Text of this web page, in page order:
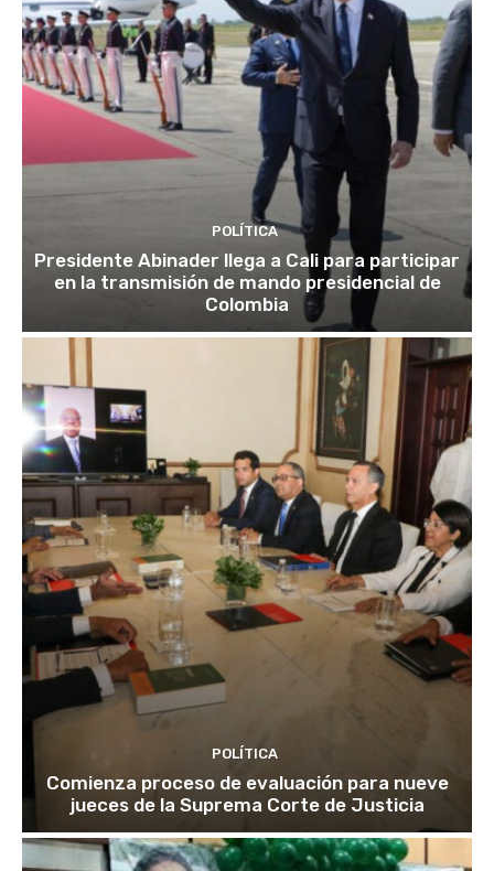
POLÍTICA
Presidente Abinader llega a Cali para participar
en la transmisión de mando presidencial de
Colombia
POLÍTICA
Comienza proceso de evaluación para nueve
jueces de la Suprema Corte de Justicia